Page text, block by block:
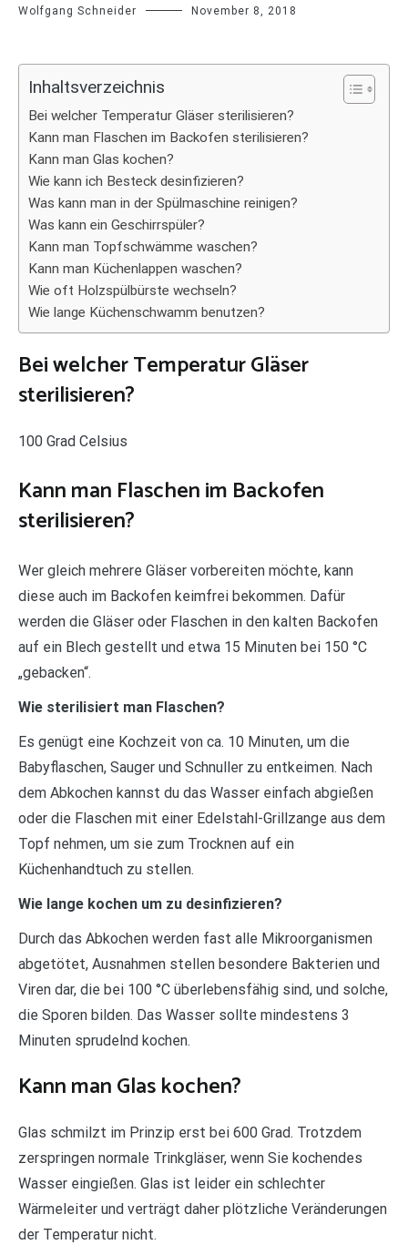
Wolfgang Schneider November 8, 2018
Inhaltsverzeichnis
Bei welcher Temperatur Gläser sterilisieren?
Kann man Flaschen im Backofen sterilisieren?
Kann man Glas kochen?
Wie kann ich Besteck desinfizieren?
Was kann man in der Spülmaschine reinigen?
Was kann ein Geschirrspüler?
Kann man Topfschwämme waschen?
Kann man Küchenlappen waschen?
Wie oft Holzspülbürste wechseln?
Wie lange Küchenschwamm benutzen?
Bei welcher Temperatur Gläser
sterilisieren?
100 Grad Celsius
Kann man Flaschen im Backofen
sterilisieren?
Wer gleich mehrere Gläser vorbereiten möchte, kann
diese auch im Backofen keimfrei bekommen. Dafür
werden die Gläser oder Flaschen in den kalten Backofen
auf ein Blech gestellt und etwa 15 Minuten bei 150 °C
„gebacken“.
Wie sterilisiert man Flaschen?
Es genügt eine Kochzeit von ca. 10 Minuten, um die
Babyflaschen, Sauger und Schnuller zu entkeimen. Nach
dem Abkochen kannst du das Wasser einfach abgießen
oder die Flaschen mit einer Edelstahl-Grillzange aus dem
Topf nehmen, um sie zum Trocknen auf ein
Küchenhandtuch zu stellen.
Wie lange kochen um zu desinfizieren?
Durch das Abkochen werden fast alle Mikroorganismen
abgetötet, Ausnahmen stellen besondere Bakterien und
Viren dar, die bei 100 °C überlebensfähig sind, und solche,
die Sporen bilden. Das Wasser sollte mindestens 3
Minuten sprudelnd kochen.
Kann man Glas kochen?
Glas schmilzt im Prinzip erst bei 600 Grad. Trotzdem
zerspringen normale Trinkgläser, wenn Sie kochendes
Wasser eingießen. Glas ist leider ein schlechter
Wärmeleiter und verträgt daher plötzliche Veränderungen
der Temperatur nicht.